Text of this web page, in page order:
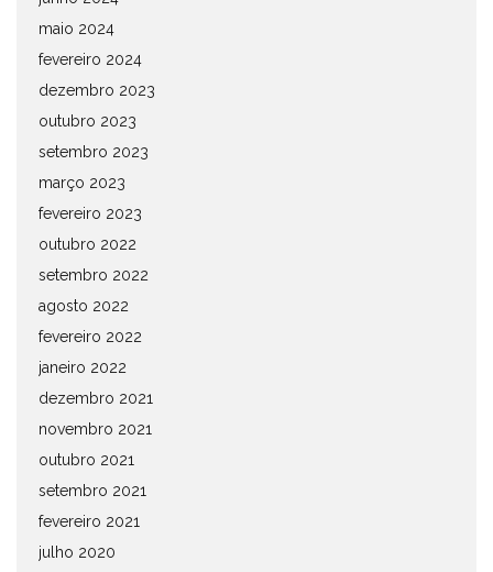
maio 2024
fevereiro 2024
dezembro 2023
outubro 2023
setembro 2023
março 2023
fevereiro 2023
outubro 2022
setembro 2022
agosto 2022
fevereiro 2022
janeiro 2022
dezembro 2021
novembro 2021
outubro 2021
setembro 2021
fevereiro 2021
julho 2020